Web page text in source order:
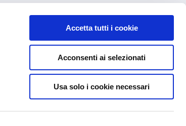
Accetta tutti i cookie
Acconsenti ai selezionati
Usa solo i cookie necessari
Contattaci
Contatti
Convenzioni